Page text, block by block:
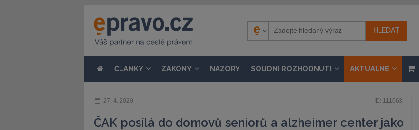
ČLÁNKY ZÁKONY NÁZORY SOUDNÍ ROZHODNUTÍ AKTUÁLNĚ
27. 4. 2020 ID: 111063
ČAK posílá do domovů seniorů a alzheimer center jako